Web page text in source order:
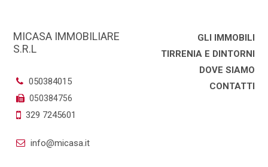
MICASA IMMOBILIARE
S.R.L
050384015
050384756
329 7245601
info@micasa.it
GLI IMMOBILI
TIRRENIA E DINTORNI
DOVE SIAMO
CONTATTI